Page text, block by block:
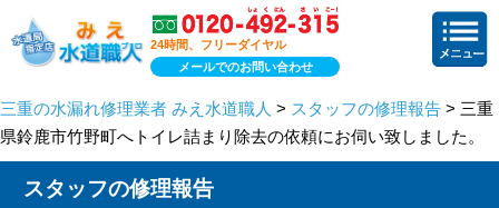
24時間、フリーダイヤル
メールでのお問い合わせ
三重の水漏れ修理業者 みえ水道職人 > スタッフの修理報告 > 三重
県鈴鹿市竹野町へトイレ詰まり除去の依頼にお伺い致しました。
スタッフの修理報告